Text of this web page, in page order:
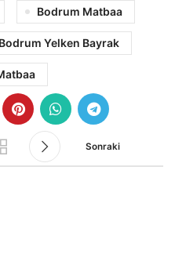
Bodrum Matbaa
Bodrum Yelken Bayrak
Sonraki